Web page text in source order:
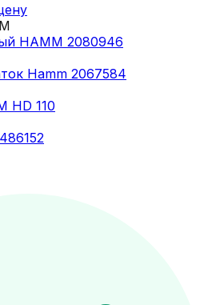
HAMM 2080946
Hamm 2067584
HD 110